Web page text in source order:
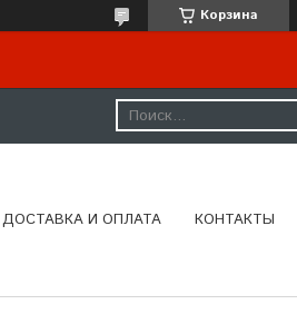
Корзина
ДОСТАВКА И ОПЛАТА КОНТАКТЫ